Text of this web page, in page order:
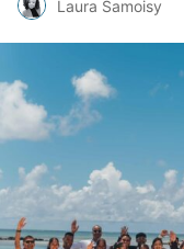
Laura Samoisy